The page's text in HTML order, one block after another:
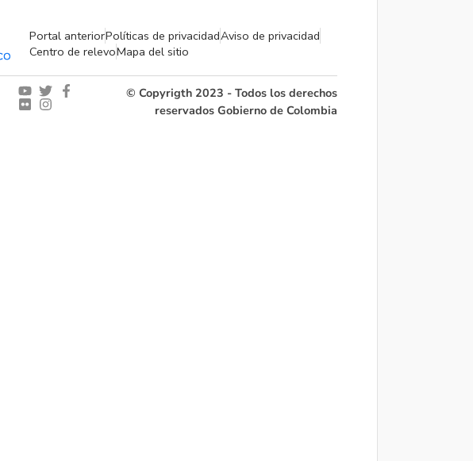
Portal anteriorPolíticas de privacidadAviso de privacidad
Centro de relevoMapa del sitio
© Copyrigth 2023 - Todos los derechos
reservados Gobierno de Colombia